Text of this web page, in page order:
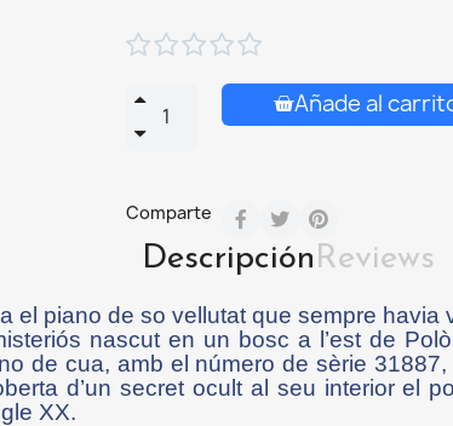

Añade al
Comparte
DescripciónReviews
el piano de so vellutat que sempre
nascut en un bosc a l’est de
de cua, amb el número de sèrie
d’un secret ocult al seu interior el
XX.